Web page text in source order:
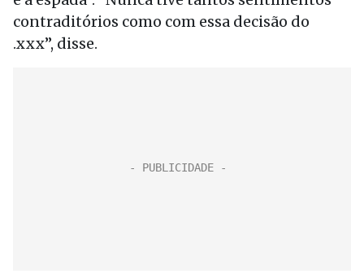
contraditórios como com essa decisão do
.xxx”, disse.